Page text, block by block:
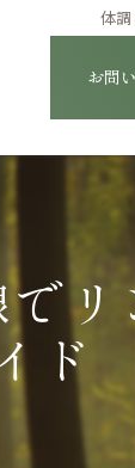
体
お問
ド